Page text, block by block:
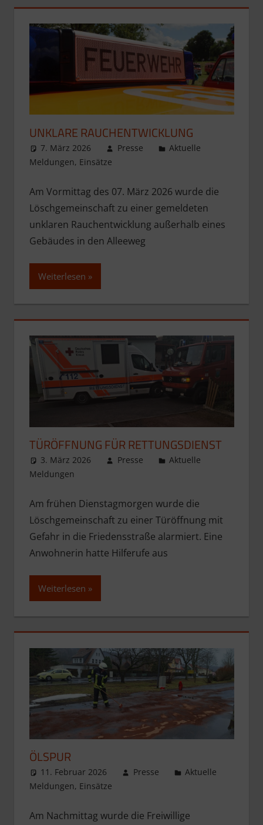
UNKLARE RAUCHENTWICKLUNG
7. März 2026 Presse
Aktuelle
Meldungen, Einsätze
Am Vormittag des 07. März 2026 wurde die
Löschgemeinschaft zu einer gemeldeten
unklaren Rauchentwicklung außerhalb eines
Gebäudes in den Alleeweg
Weiterlesen
TÜRÖFFNUNG FÜR RETTUNGSDIENST
3. März 2026 Presse
Aktuelle
Meldungen
Am frühen Dienstagmorgen wurde die
Löschgemeinschaft zu einer Türöffnung mit
Gefahr in die Friedensstraße alarmiert. Eine
Anwohnerin hatte Hilferufe aus
Weiterlesen
ÖLSPUR
11. Februar 2026 Presse
Aktuelle
Meldungen, Einsätze
Am Nachmittag wurde die Freiwillige